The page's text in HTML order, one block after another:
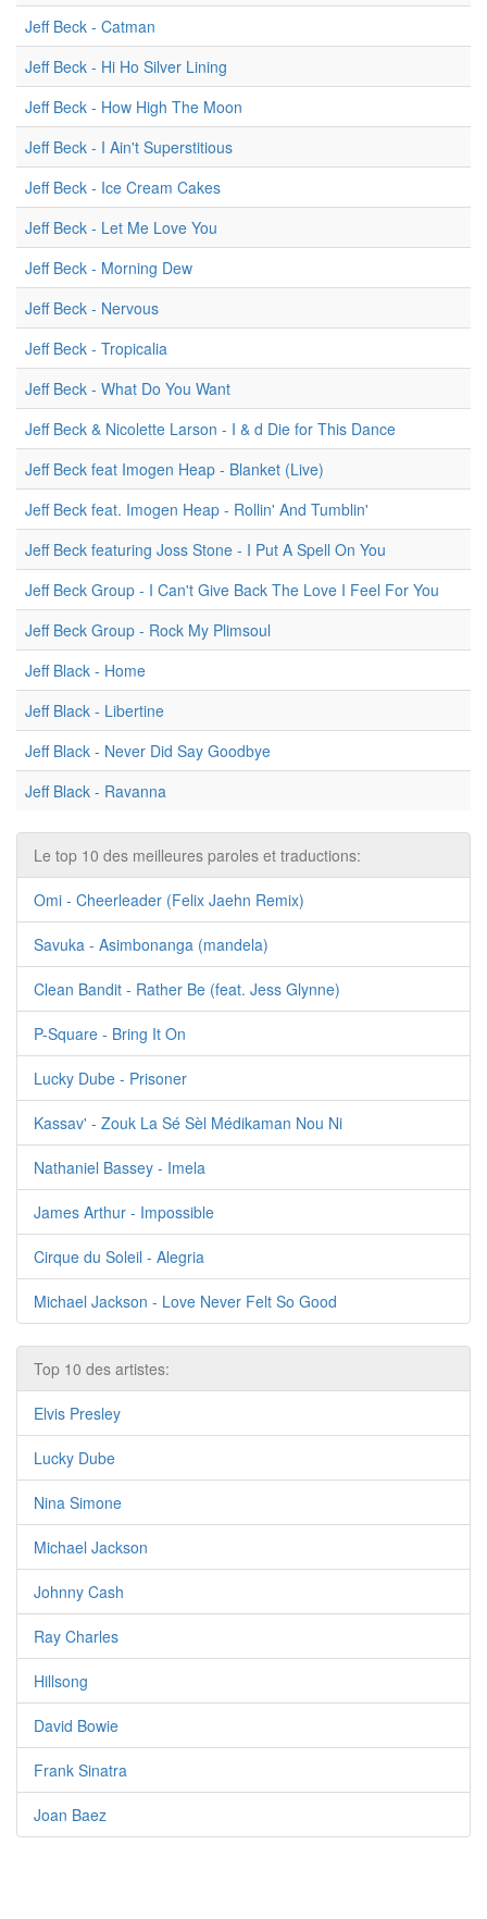
Jeff Beck - Catman
Jeff Beck - Hi Ho Silver Lining
Jeff Beck - How High The Moon
Jeff Beck - I Ain't Superstitious
Jeff Beck - Ice Cream Cakes
Jeff Beck - Let Me Love You
Jeff Beck - Morning Dew
Jeff Beck - Nervous
Jeff Beck - Tropicalia
Jeff Beck - What Do You Want
Jeff Beck & Nicolette Larson - I & d Die for This Dance
Jeff Beck feat Imogen Heap - Blanket (Live)
Jeff Beck feat. Imogen Heap - Rollin' And Tumblin'
Jeff Beck featuring Joss Stone - I Put A Spell On You
Jeff Beck Group - I Can't Give Back The Love I Feel For You
Jeff Beck Group - Rock My Plimsoul
Jeff Black - Home
Jeff Black - Libertine
Jeff Black - Never Did Say Goodbye
Jeff Black - Ravanna
Le top 10 des meilleures paroles et traductions:
Omi - Cheerleader (Felix Jaehn Remix)
Savuka - Asimbonanga (mandela)
Clean Bandit - Rather Be (feat. Jess Glynne)
P-Square - Bring It On
Lucky Dube - Prisoner
Kassav' - Zouk La Sé Sèl Médikaman Nou Ni
Nathaniel Bassey - Imela
James Arthur - Impossible
Cirque du Soleil - Alegria
Michael Jackson - Love Never Felt So Good
Top 10 des artistes:
Elvis Presley
Lucky Dube
Nina Simone
Michael Jackson
Johnny Cash
Ray Charles
Hillsong
David Bowie
Frank Sinatra
Joan Baez